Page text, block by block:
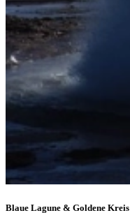
Blaue Lagune & Goldene Kreis